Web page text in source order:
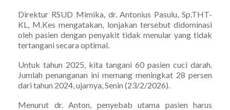
Direktur RSUD Mimika, dr. Antonius Pasulu, Sp.THT-
KL, M.Kes mengatakan, lonjakan tersebut didominasi
oleh pasien dengan penyakit tidak menular yang tidak
tertangani secara optimal.
Untuk tahun 2025, kita tangani 60 pasien cuci darah.
Jumlah penanganan ini memang meningkat 28 persen
dari tahun 2024, ujarnya, Senin (23/2/2026).
Menurut dr. Anton, penyebab utama pasien harus